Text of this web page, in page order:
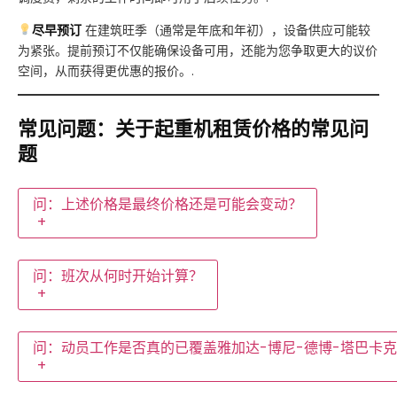
尽早预订在建筑旺季（通常是年底和年初），设备供应可能较
为紧张。提前预订不仅能确保设备可用，还能为您争取更大的议价
空间，从而获得更优惠的报价。.
常见问题：关于起重机租赁价格的常见问
题
问：上述价格是最终价格还是可能会变动？
+
问：班次从何时开始计算？
+
问：动员工作是否真的已覆盖雅加达-博尼-德博-塔巴卡
+